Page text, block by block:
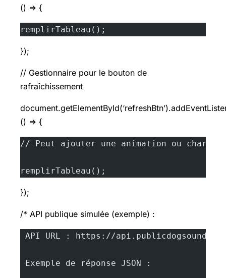
() => {
remplirTableau();
});
// Gestionnaire pour le bouton de
rafraîchissement
() => {
// Peut ajouter une animation ou charger
remplirTableau();
});
/* API publique simulée (exemple) :
API URL : https://
Exemple de réponse JSON :